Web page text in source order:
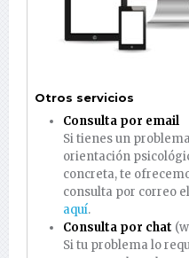
Otros servicios
Consulta por email
Si tienes un
orientación
concreta, te
consulta por correo
aquí.
Consulta por chat
Si tu problema lo